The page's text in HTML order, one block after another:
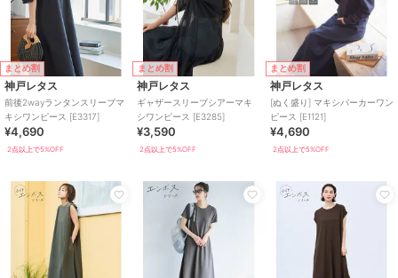
まとめ割
神戸レタス
前後2wayランタンスリーブマ
キシワンピース [E3317]
¥4,690
2点以上で5%OFF
まとめ割
神戸レタス
ギャザースリーブシアーマキ
シワンピース [E3285]
¥3,590
2点以上で5%OFF
まとめ割
神戸レタス
[ぬく盛り] マキシパーカーワン
ピース [E1121]
¥4,690
2点以上で5%OFF